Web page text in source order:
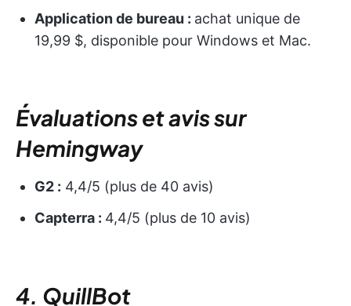
Application de bureau : achat unique de
19,99 $, disponible pour Windows et Mac.
Évaluations et avis sur
Hemingway
G2 : 4,4/5 (plus de 40 avis)
Capterra : 4,4/5 (plus de 10 avis)
4. QuillBot